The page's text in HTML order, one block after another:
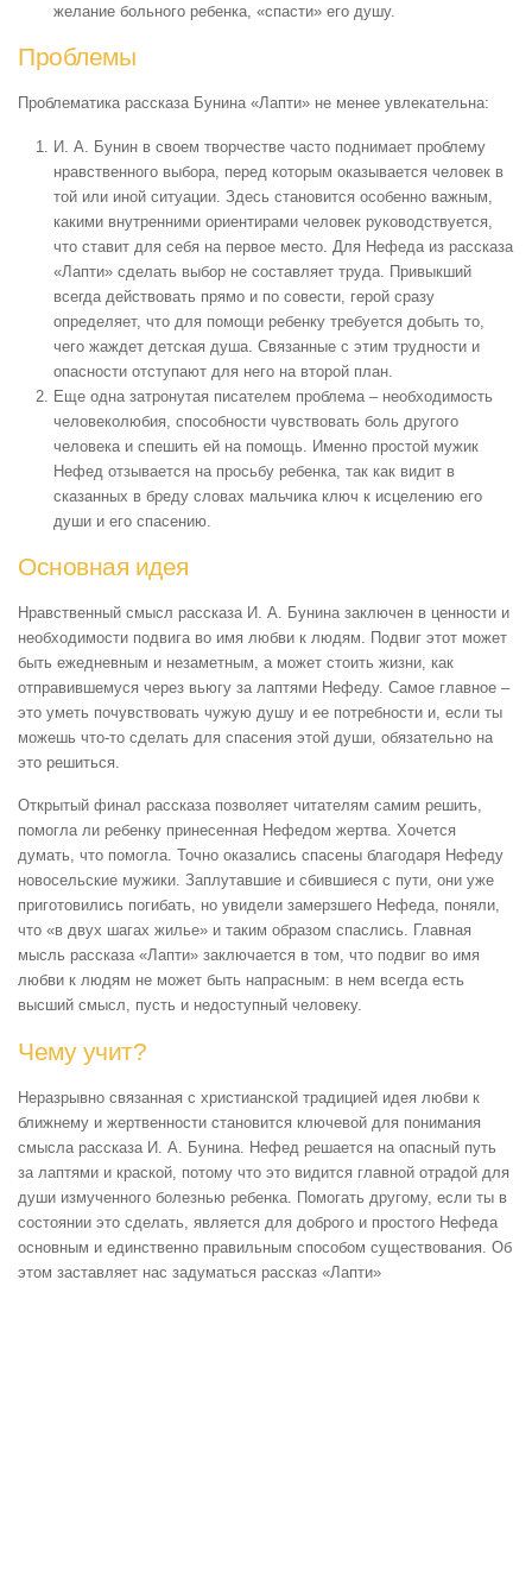
желание больного ребенка, «спасти» его душу.
Проблемы
Проблематика рассказа Бунина «Лапти» не менее увлекательна:
И. А. Бунин в своем творчестве часто поднимает проблему
нравственного выбора , перед которым оказывается человек в
той или иной ситуации. Здесь становится особенно важным,
какими внутренними ориентирами человек руководствуется,
что ставит для себя на первое место. Для Нефеда из рассказа
«Лапти» сделать выбор не составляет труда. Привыкший
всегда действовать прямо и по совести, герой сразу
определяет, что для помощи ребенку требуется добыть то,
чего жаждет детская душа. Связанные с этим трудности и
опасности отступают для него на второй план.
Еще одна затронутая писателем проблема – необходимость
человеколюбия , способности чувствовать боль другого
человека и спешить ей на помощь. Именно простой мужик
Нефед отзывается на просьбу ребенка, так как видит в
сказанных в бреду словах мальчика ключ к исцелению его
души и его спасению.
Основная идея
Нравственный смысл рассказа И. А. Бунина заключен в ценности и
необходимости подвига во имя любви к людям. Подвиг этот может
быть ежедневным и незаметным, а может стоить жизни, как
отправившемуся через вьюгу за лаптями Нефеду. Самое главное –
это уметь почувствовать чужую душу и ее потребности и, если ты
можешь что-то сделать для спасения этой души, обязательно на
это решиться.
Открытый финал рассказа позволяет читателям самим решить,
помогла ли ребенку принесенная Нефедом жертва. Хочется
думать, что помогла. Точно оказались спасены благодаря Нефеду
новосельские мужики. Заплутавшие и сбившиеся с пути, они уже
приготовились погибать, но увидели замерзшего Нефеда, поняли,
что «в двух шагах жилье» и таким образом спаслись. Главная
мысль рассказа «Лапти» заключается в том, что подвиг во имя
любви к людям не может быть напрасным: в нем всегда есть
высший смысл, пусть и недоступный человеку.
Чему учит?
Неразрывно связанная с христианской традицией идея любви к
ближнему и жертвенности становится ключевой для понимания
смысла рассказа И. А. Бунина. Нефед решается на опасный путь
за лаптями и краской, потому что это видится главной отрадой для
души измученного болезнью ребенка. Помогать другому, если ты в
состоянии это сделать, является для доброго и простого Нефеда
основным и единственно правильным способом существования. Об
этом заставляет нас задуматься рассказ «Лапти»